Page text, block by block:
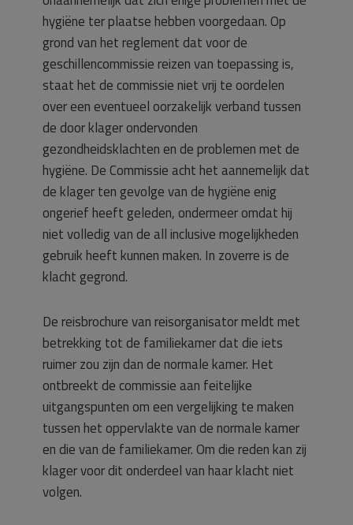
hygiëne ter plaatse hebben voorgedaan. Op
grond van het reglement dat voor de
geschillencommissie reizen van toepassing is,
staat het de commissie niet vrij te oordelen
over een eventueel oorzakelijk verband tussen
de door klager ondervonden
gezondheidsklachten en de problemen met de
hygiëne. De Commissie acht het aannemelijk dat
de klager ten gevolge van de hygiëne enig
ongerief heeft geleden, ondermeer omdat hij
niet volledig van de all inclusive mogelijkheden
gebruik heeft kunnen maken. In zoverre is de
klacht gegrond.
De reisbrochure van reisorganisator meldt met
betrekking tot de familiekamer dat die iets
ruimer zou zijn dan de normale kamer. Het
ontbreekt de commissie aan feitelijke
uitgangspunten om een vergelijking te maken
tussen het oppervlakte van de normale kamer
en die van de familiekamer. Om die reden kan zij
klager voor dit onderdeel van haar klacht niet
volgen.